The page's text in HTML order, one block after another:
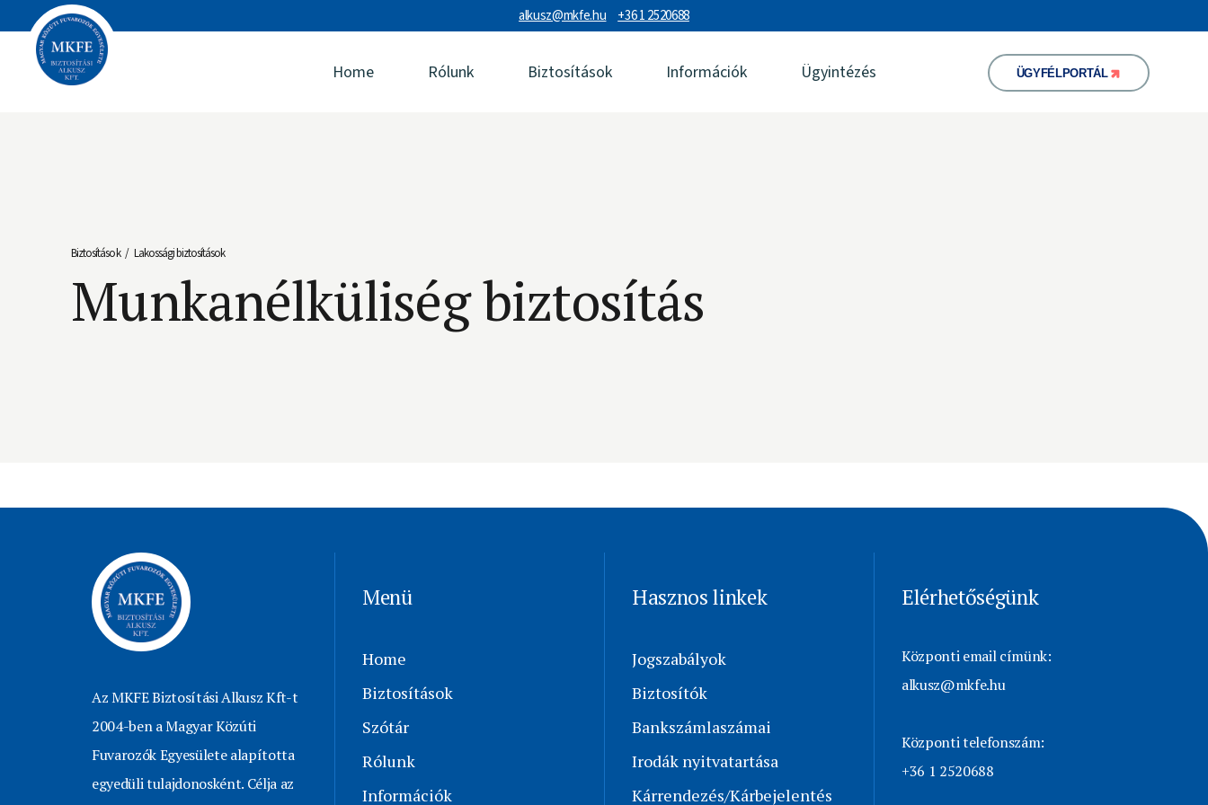
alkusz@mkfe.hu +36 1 2520688
Home Rólunk Biztosítások Információk Ügyintézés ÜGYFÉLPORTÁL
Biztosítások / Lakossági biztosítások
Munkanélküliség biztosítás
Az MKFE Biztosítási Alkusz Kft-t
2004-ben a Magyar Közúti
Fuvarozók Egyesülete alapította
egyedüli tulajdonosként. Célja az
Menü
Home
Biztosítások
Szótár
Rólunk
Információk
Hasznos linkek
Jogszabályok
Biztosítók
Bankszámlaszámai
Irodák nyitvatartása
Kárrendezés/Kárbejelentés
Elérhetőségünk
Központi email címünk:
alkusz@mkfe.hu
Központi telefonszám:
+36 1 2520688